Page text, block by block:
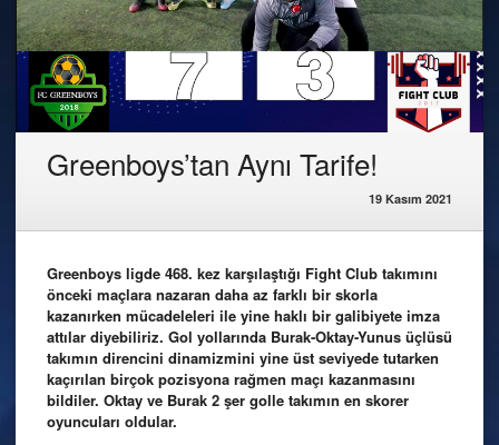
Greenboys’tan Aynı Tarife!
19 Kasım 2021
Greenboys ligde 468. kez karşılaştığı Fight Club takımını
önceki maçlara nazaran daha az farklı bir skorla
kazanırken mücadeleleri ile yine haklı bir galibiyete imza
attılar diyebiliriz. Gol yollarında Burak-Oktay-Yunus üçlüsü
takımın direncini dinamizmini yine üst seviyede tutarken
kaçırılan birçok pozisyona rağmen maçı kazanmasını
bildiler. Oktay ve Burak 2 şer golle takımın en skorer
oyuncuları oldular.